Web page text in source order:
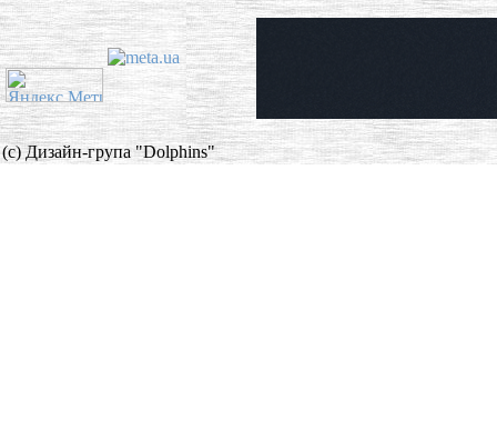
(c) Дизайн-група "Dolphins"